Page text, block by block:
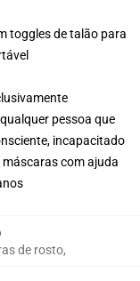
toggles de talão para
pessoa que
incapacitado
com ajuda
de rosto,